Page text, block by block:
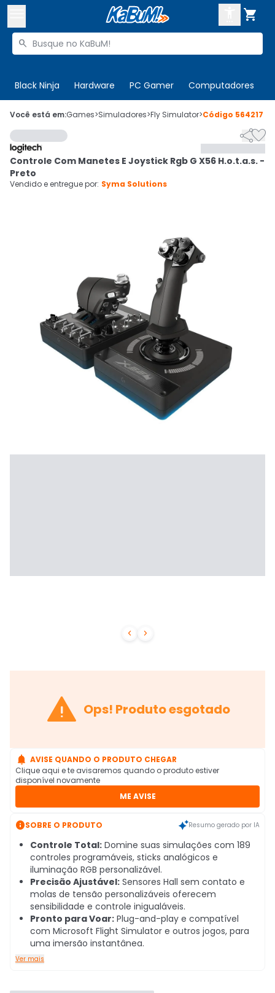

Buscar produtos

Black Ninja Hardware PC Gamer Computadores
 Olá. Acesse sua conta
 Departamentos
Cupons
CADASTRE-SE
Você está em:Games>Simuladores>Fly Simulator>Código 564217
 

Controle Com Manetes E Joystick Rgb G X56 H.o.t.a.s. -
Preto
Vendido e entregue por: Syma Solutions
 Ops! Produto esgotado
 AVISE QUANDO O PRODUTO CHEGAR
Clique aqui e te avisaremos quando o produto estiver
disponível novamente
ME AVISE
SOBRE O PRODUTO Resumo gerado por IA
Controle Total: Domine suas simulações com 189
controles programáveis, sticks analógicos e
iluminação RGB personalizável.
Precisão Ajustável: Sensores Hall sem contato e
molas de tensão personalizáveis oferecem
sensibilidade e controle inigualáveis.
Pronto para Voar: Plug-and-play e compatível
com Microsoft Flight Simulator e outros jogos, para
uma imersão instantânea.
Ver mais